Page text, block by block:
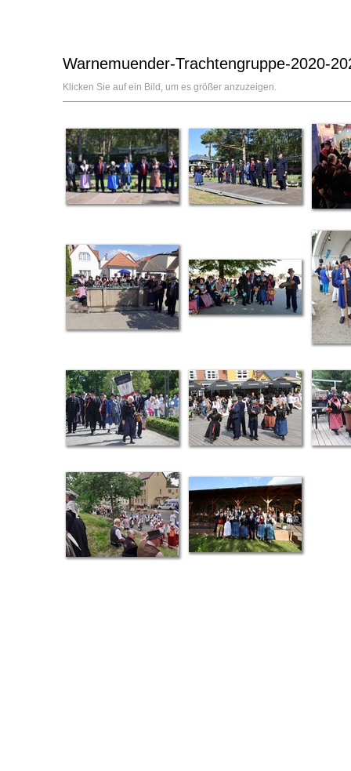
Warnemuender-Trachtengruppe-2020-
Klicken Sie auf ein Bild, um es größer anzuzeigen.